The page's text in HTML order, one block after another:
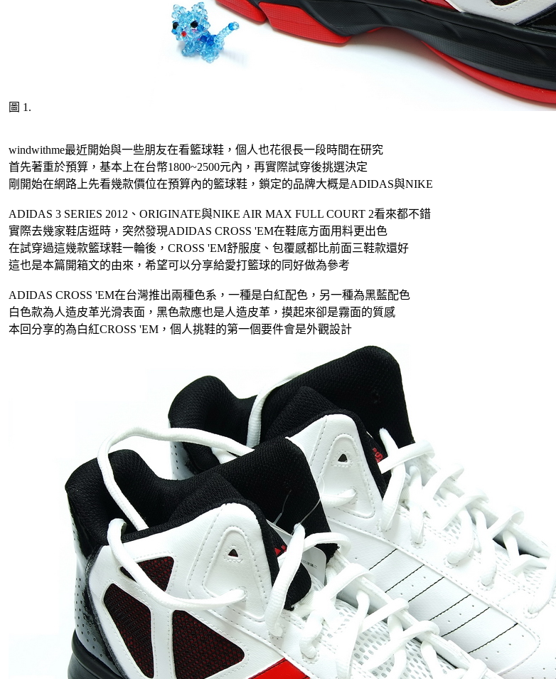
圖 1.
windwithme最近開始與一些朋友在看籃球鞋，個人也花很長一段時間在研究
首先著重於預算，基本上在台幣1800~2500元內，再實際試穿後挑選決定
剛開始在網路上先看幾款價位在預算內的籃球鞋，鎖定的品牌大概是ADIDAS與NIKE
ADIDAS 3 SERIES 2012、ORIGINATE與NIKE AIR MAX FULL COURT 2看來都不錯
實際去幾家鞋店逛時，突然發現ADIDAS CROSS 'EM在鞋底方面用料更出色
在試穿過這幾款籃球鞋一輪後，CROSS 'EM舒服度、包覆感都比前面三鞋款還好
這也是本篇開箱文的由來，希望可以分享給愛打籃球的同好做為參考
ADIDAS CROSS 'EM在台灣推出兩種色系，一種是白紅配色，另一種為黑藍配色
白色款為人造皮革光滑表面，黑色款應也是人造皮革，摸起來卻是霧面的質感
本回分享的為白紅CROSS 'EM，個人挑鞋的第一個要件會是外觀設計